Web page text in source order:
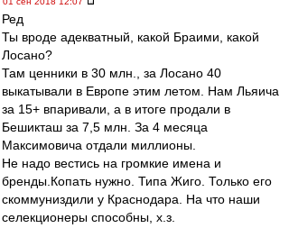
Ред
Ты вроде адекватный, какой Браими, какой
Лосано?
Там ценники в 30 млн., за Лосано 40
выкатывали в Европе этим летом. Нам Льяича
за 15+ впаривали, а в итоге продали в
Бешикташ за 7,5 млн. За 4 месяца
Максимовича отдали миллионы.
Не надо вестись на громкие имена и
бренды.Копать нужно. Типа Жиго. Только его
скоммуниздили у Краснодара. На что наши
селекционеры способны, х.з.